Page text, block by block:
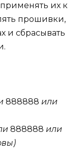
их к
прошивки,
и сбрасывать
888888 или
888888 или